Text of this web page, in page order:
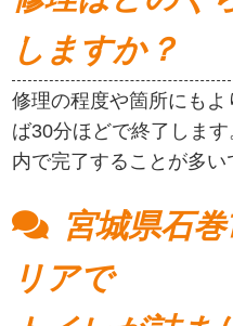
しますか？
修理の程度や箇所にも
ば30分ほどで終了しま
内で完了することが多い
宮城県石
リアで